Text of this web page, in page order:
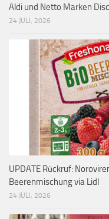
Aldi und Netto Marken
24 JULI, 2026
UPDATE Rückruf:
Beerenmischung via Lidl
24 JULI, 2026